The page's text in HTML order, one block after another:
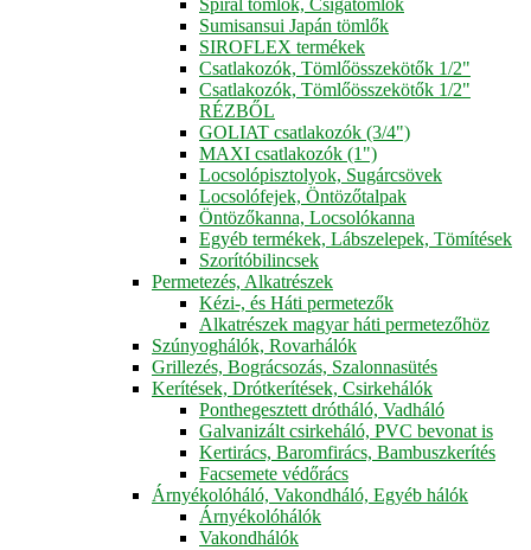
Sumisansui Japán tömlők
SIROFLEX termékek
Csatlakozók, Tömlőösszekötők 1/2"
Csatlakozók, Tömlőösszekötők 1/2"
RÉZBŐL
GOLIAT csatlakozók (3/4")
MAXI csatlakozók (1")
Locsolópisztolyok, Sugárcsövek
Locsolófejek, Öntözőtalpak
Öntözőkanna, Locsolókanna
Egyéb termékek, Lábszelepek, Tömítések
Szorítóbilincsek
Permetezés, Alkatrészek
Kézi-, és Háti permetezők
Alkatrészek magyar háti permetezőhöz
Szúnyoghálók, Rovarhálók
Grillezés, Bográcsozás, Szalonnasütés
Kerítések, Drótkerítések, Csirkehálók
Ponthegesztett drótháló, Vadháló
Galvanizált csirkeháló, PVC bevonat is
Kertirács, Baromfirács, Bambuszkerítés
Facsemete védőrács
Árnyékolóháló, Vakondháló, Egyéb hálók
Árnyékolóhálók
Vakondhálók